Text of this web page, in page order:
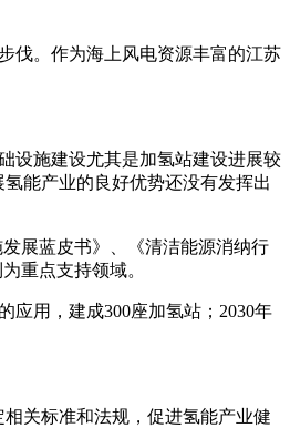
伐。作为海上风电资源丰富的江苏
设施建设尤其是加氢站建设进展较
能产业的良好优势还没有发挥出
展蓝皮书》、《清洁能源消纳行
重点支持领域。
应用，建成300座加氢站；2030年
关标准和法规，促进氢能产业健